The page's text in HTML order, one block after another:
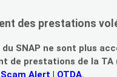
des prestations
SNAP ne sont plus
de prestations de la
Alert | OTDA.